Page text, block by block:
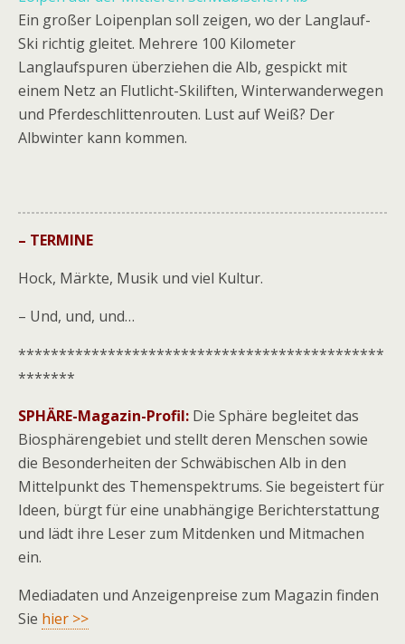
Ein großer Loipenplan soll zeigen, wo der Langlauf-
Ski richtig gleitet. Mehrere 100 Kilometer
Langlaufspuren überziehen die Alb, gespickt mit
einem Netz an Flutlicht-Skiliften, Winterwanderwegen
und Pferdeschlittenrouten. Lust auf Weiß? Der
Albwinter kann kommen.
– TERMINE
Hock, Märkte, Musik und viel Kultur.
– Und, und, und…
*********************************************
*******
SPHÄRE-Magazin-Profil: Die Sphäre begleitet das
Biosphärengebiet und stellt deren Menschen sowie
die Besonderheiten der Schwäbischen Alb in den
Mittelpunkt des Themenspektrums. Sie begeistert für
Ideen, bürgt für eine unabhängige Berichterstattung
und lädt ihre Leser zum Mitdenken und Mitmachen
ein.
Mediadaten und Anzeigenpreise zum Magazin finden
Sie hier >>